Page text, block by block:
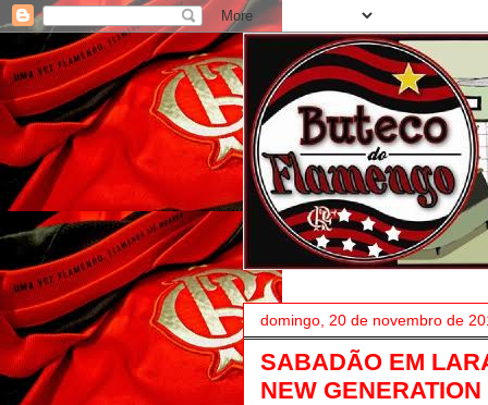
domingo, 20 de novembro de
SABADÃO EM
NEW GENERATION